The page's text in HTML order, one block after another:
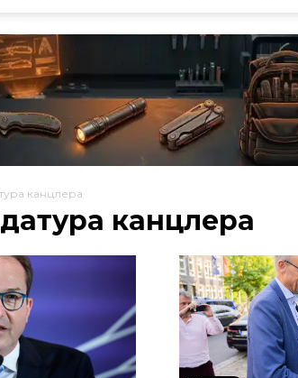
канцлера
канцлера